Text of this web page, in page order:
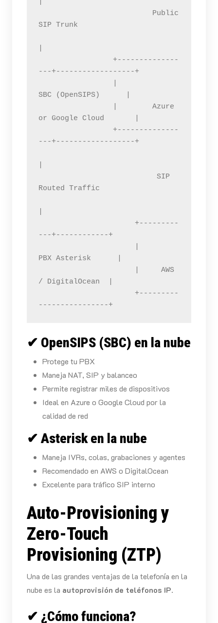
SIP Trunk
---+------------------+
SBC (OpenSIPS)      |
or Google Cloud       |
---+------------------+
Routed Traffic
---+------------+
PBX Asterisk      |
/ DigitalOcean  |
----------------+
✔ OpenSIPS (SBC) en la nube
Protege tu PBX
Maneja NAT, SIP y balanceo
Permite registrar miles de dispositivos
Ideal en Azure o Google Cloud por la
calidad de red
✔ Asterisk en la nube
Maneja IVRs, colas, grabaciones y agentes
Recomendado en AWS o DigitalOcean
Excelente para tráfico SIP interno
Auto-Provisioning y
Zero-Touch
Provisioning (ZTP)
Una de las grandes ventajas de la telefonía en la
nube es la autoprovisión de teléfonos IP.
✔ ¿Cómo funciona?